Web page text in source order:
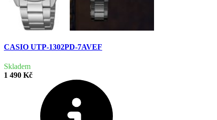
CASIO UTP-1302PD-7AVEF
Skladem
1 490 Kč